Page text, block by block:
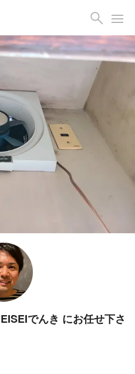
でんき にお任せ下さ